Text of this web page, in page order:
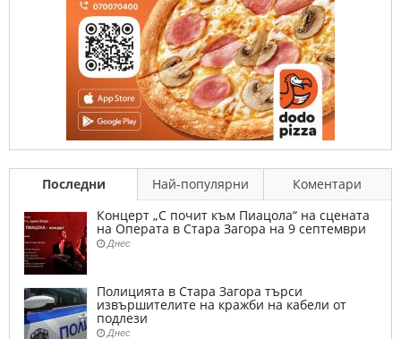
Последни Най-популярни
Коментари
Концерт „С почит към Пиацола“ на сцената
на Операта в Стара Загора на 9 септември
Днес
Полицията в Стара Загора търси
извършителите на кражби на кабели от
подлези
Днес